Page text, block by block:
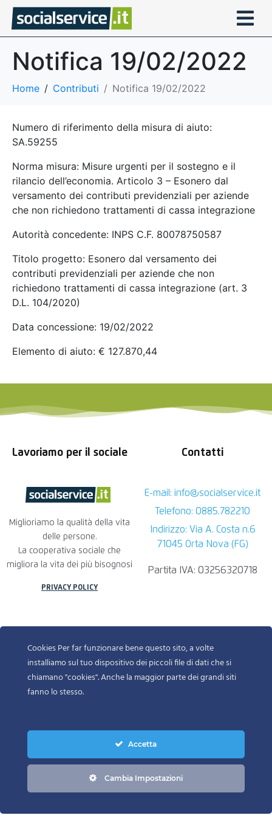
Notifica 19/02/2022
Home Contributi Notifica 19/02/2022
Numero di riferimento della misura di aiuto:
SA.59255
Norma misura: Misure urgenti per il sostegno e il
rilancio dell’economia. Articolo 3 – Esonero dal
versamento dei contributi previdenziali per aziende
che non richiedono trattamenti di cassa integrazione
Autorità concedente: INPS C.F. 80078750587
Titolo progetto: Esonero dal versamento dei
contributi previdenziali per aziende che non
richiedono trattamenti di cassa integrazione (art. 3
D.L. 104/2020)
Data concessione: 19/02/2022
Elemento di aiuto: € 127.870,44
Lavoriamo per il sociale
Miglioriamo la qualità della vita
delle persone.
La cooperativa sociale che
migliora la vita dei più bisognosi
PRIVACY POLICY
Contatti
E-mail: info@socialservice.it
Telefono: 0885.782210
Indirizzo: Via A. Costa n.6
71045 Orta Nova (FG)
Partita IVA: 03256320718
ALL RIGHTS RESERVED
Cookies Per far funzionare bene questo sito, a volte
installiamo sul tuo dispositivo dei piccoli file di dati che si
chiamano "cookies". Anche la maggior parte dei grandi siti
fanno lo stesso.
Accetta
Cambia Impostazioni